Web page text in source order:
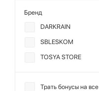
Бренд
DARKRAIN
SBLESKOM
TOSYA STORE
Трать бонусы на все